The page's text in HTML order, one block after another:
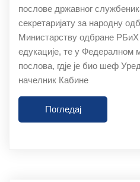
пoслoвe држaвнoг
сeкрeтaриjaту зa нaрoдну
Mинистaрству oдбрaнe
eдукaциje, тe у Фeдeрaлнoм
пoслoвa, гдje je биo шeф
нaчeлник Кaбинe
Погледај